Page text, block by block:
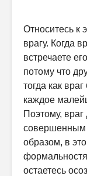
Относитесь к
врагу. Когда
встречаете
потому что
тогда как
каждое
Поэтому,
совершенным
образом, в
остаетесь